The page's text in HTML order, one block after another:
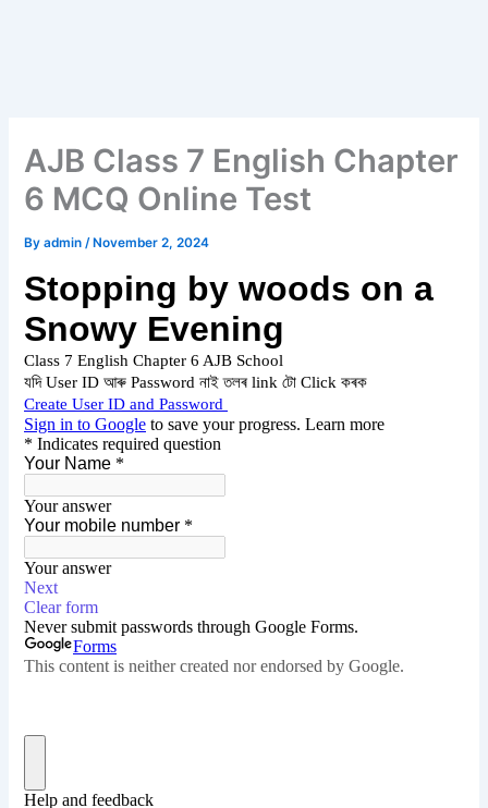
AJB Class 7 English Chapter
6 MCQ Online Test
Byadmin/ November 2, 2024